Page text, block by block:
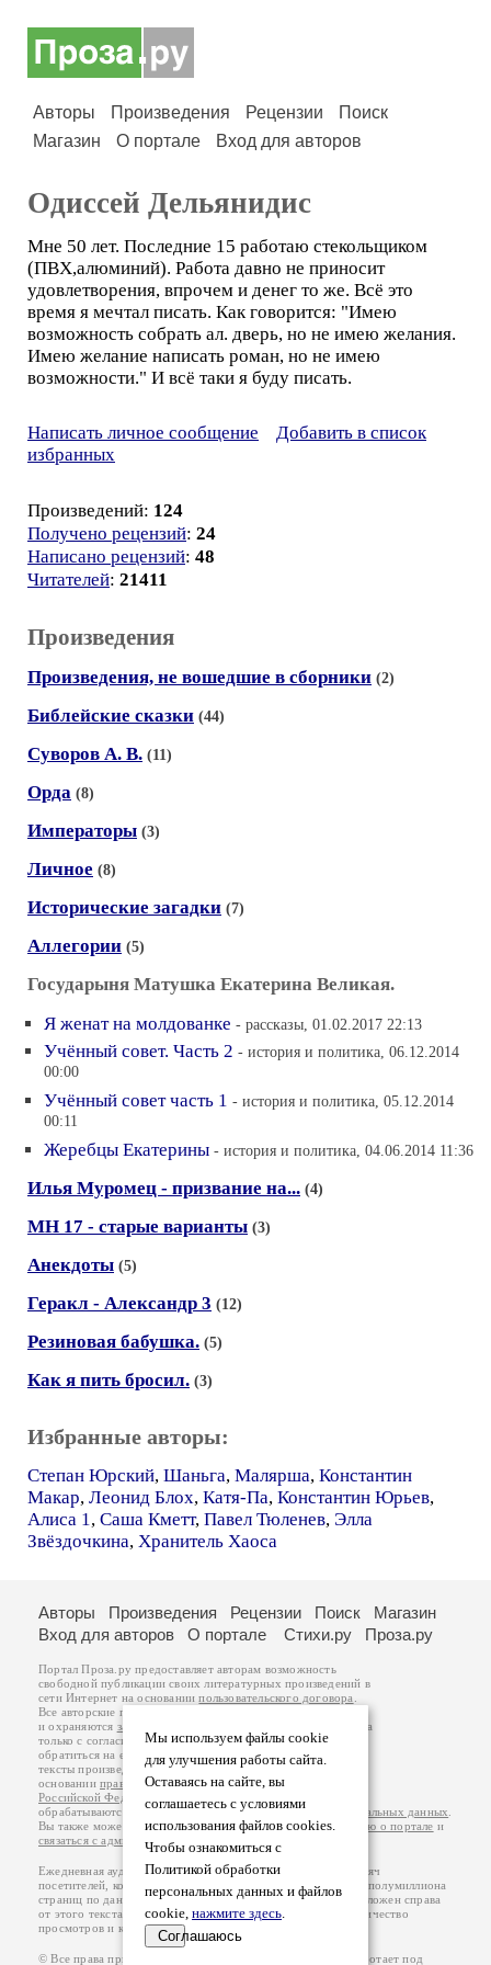
Авторы Произведения Рецензии
Поиск
Магазин
О портале Вход для авторов
Одиссей Дельянидис
Мне 50 лет. Последние 15 работаю стекольщиком
(ПВХ,алюминий). Работа давно не приносит
удовлетворения, впрочем и денег то же. Всё это
время я мечтал писать. Как говорится: "Имею
возможность собрать ал. дверь, но не имею желания.
Имею желание написать роман, но не имею
возможности." И всё таки я буду писать.
Написать личное сообщение
Добавить в список
избранных
Произведений: 124
Получено рецензий: 24
Написано рецензий: 48
Читателей: 21411
Произведения
Произведения, не вошедшие в сборники (2)
Библейские сказки (44)
Суворов А. В. (11)
Орда (8)
Императоры (3)
Личное (8)
Исторические загадки (7)
Аллегории (5)
Государыня Матушка Екатерина Великая.
Я женат на молдованке - рассказы, 01.02.2017 22:13
Учённый совет. Часть 2 - история и политика, 06.12.2014
00:00
Учённый совет часть 1 - история и политика, 05.12.2014
00:11
Жеребцы Екатерины - история и политика, 04.06.2014 11:36
Илья Муромец - призвание на... (4)
МН 17 - старые варианты (3)
Анекдоты (5)
Геракл - Александр 3 (12)
Резиновая бабушка. (5)
Как я пить бросил. (3)
Избранные авторы:
Степан Юрский, Шаньга, Малярша, Константин
Макар, Леонид Блох, Катя-Па, Константин Юрьев,
Алиса 1, Саша Кметт, Павел Тюленев, Элла
Звёздочкина, Хранитель Хаоса
Мы используем файлы cookie
для улучшения работы сайта.
Оставаясь на сайте, вы
соглашаетесь с условиями
использования файлов cookies.
Чтобы ознакомиться с
Политикой обработки
персональных данных и файлов
cookie, нажмите здесь.
Соглашаюсь
Авторы Произведения Рецензии Поиск
Магазин
Вход для авторов
О портале Стихи.ру Проза.ру
Портал Проза.ру предоставляет авторам возможность
свободной публикации своих литературных произведений в
сети Интернет на основаниипользовательского договора
Все авторские права на произведения принадлежат авторам
и охраняются законом
. Перепечатка произведений возможна
только с согласия его автора, к которому вы можете
обратиться на его авторской странице. Ответственность за
тексты произведений авторы несут самостоятельно на
основанииправил публикацииизаконодательства
Российской Федерации
обрабатываются на основанииПолитики обработки персональных данных
Вы также можете посмотреть более подробнуюинформацию о портале и
связаться с администрацией
Ежедневная аудитория портала Проза.ру – порядка 100 тысяч
посетителей, которые в общей сумме просматривают более полумиллиона
страниц по данным счетчика посещаемости, который расположен справа
от этого текста. В каждой графе указано по две цифры: количество
просмотров и количество посетителей.
© Все права принадлежат авторам, 2000-2026. Портал работает под